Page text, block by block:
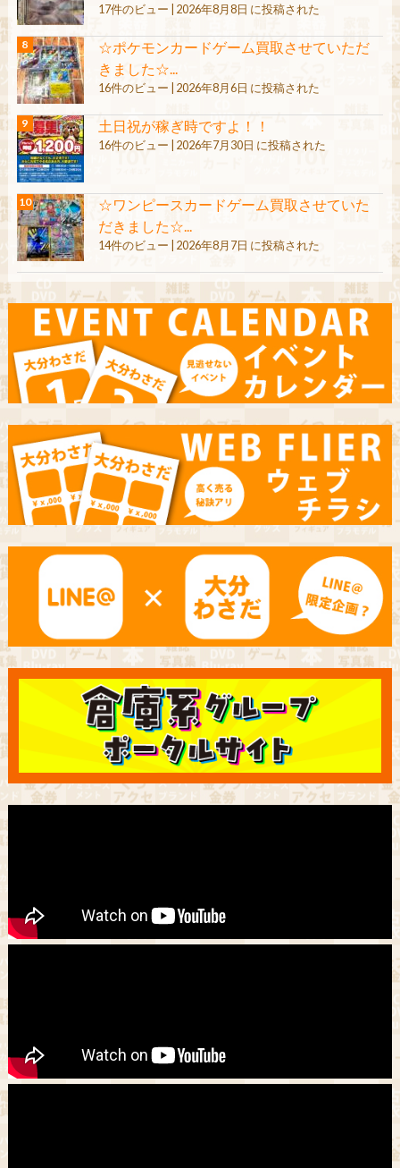
17件のビュー 2026年8月8日 に投稿された
☆ポケモンカードゲーム買取させていただ
きました☆...
16件のビュー 2026年8月6日 に投稿された
土日祝が稼ぎ時ですよ！！
16件のビュー 2026年7月30日 に投稿された
☆ワンピースカードゲーム買取させていた
だきました☆...
14件のビュー 2026年8月7日 に投稿された